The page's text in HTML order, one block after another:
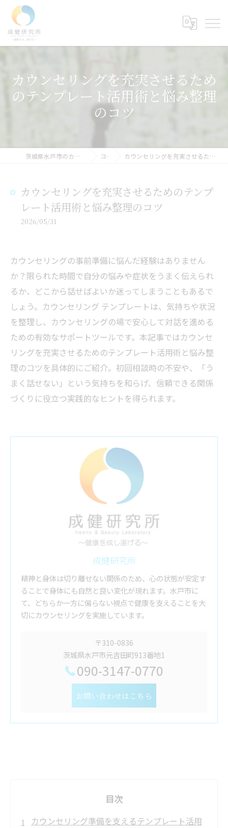
カウンセリングを充実させるため
のテンプレート活用術と悩み整理
のコツ
茨城県水戸市のカウンセリングなら成健研究所 コラム カウンセリングを充実させるためのテンプレート活用術と悩み整理のコツ
カウンセリングを充実させるためのテンプ
レート活用術と悩み整理のコツ
2026/05/31
カウンセリングの事前準備に悩んだ経験はありません
か？限られた時間で自分の悩みや症状をうまく伝えられ
るか、どこから話せばよいか迷ってしまうこともあるで
しょう。カウンセリング テンプレートは、気持ちや状況
を整理し、カウンセリングの場で安心して対話を進める
ための有効なサポートツールです。本記事ではカウンセ
リングを充実させるためのテンプレート活用術と悩み整
理のコツを具体的にご紹介。初回相談時の不安や、「う
まく話せない」という気持ちを和らげ、信頼できる関係
づくりに役立つ実践的なヒントを得られます。
成健研究所
精神と身体は切り離せない関係のため、心の状態が安定す
ることで身体にも自然と良い変化が現れます。水戸市に
て、どちらか一方に偏らない視点で健康を支えることを大
切にカウンセリングを実施しています。
〒310-0836
茨城県水戸市元吉田町913番地1
090-3147-0770
お問い合わせはこちら
目次
カウンセリング準備を支えるテンプレート活用